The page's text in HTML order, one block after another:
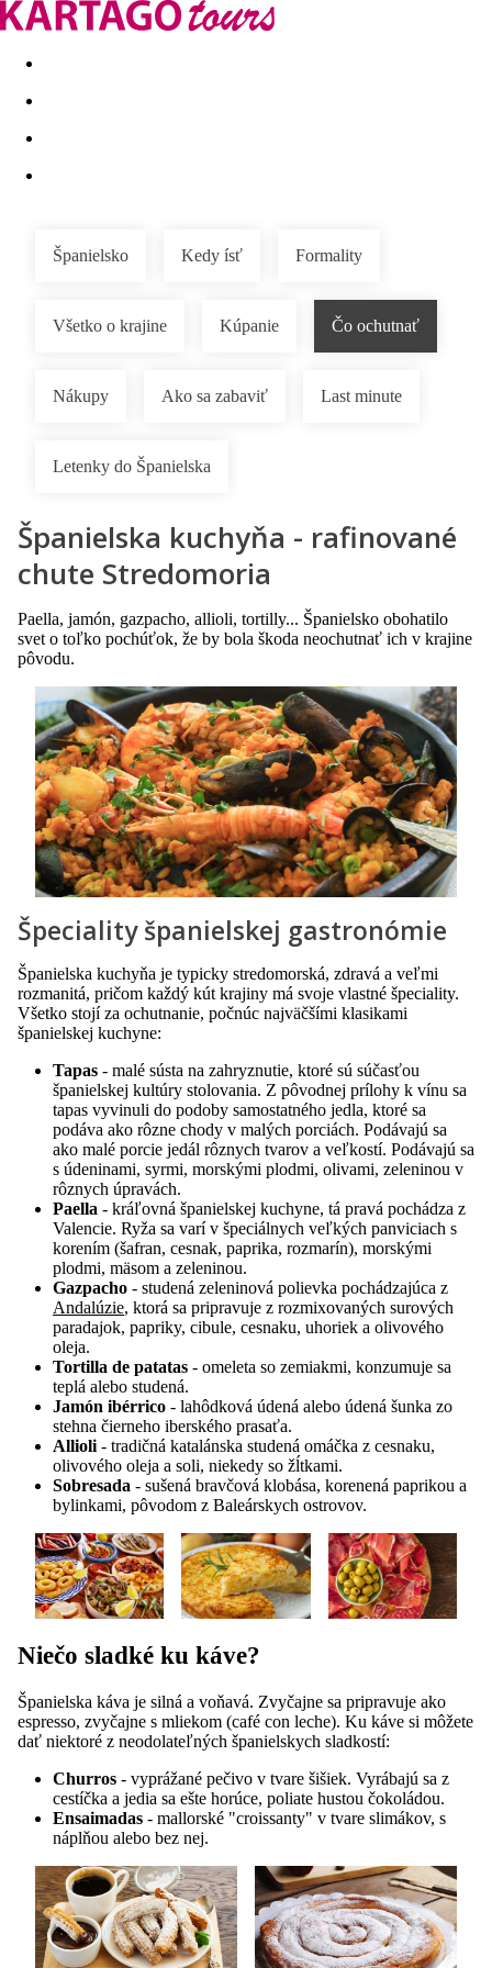
Last minute Dovolenkové kluby
Španielsko Kedy ísť Formality
Všetko o krajine Kúpanie Čo ochutnať
Nákupy Ako sa zabaviť Last minute
Letenky do Španielska
Španielska kuchyňa - rafinované
chute Stredomoria
Paella, jamón, gazpacho, allioli, tortilly... Španielsko obohatilo
svet o toľko pochúťok, že by bola škoda neochutnať ich v krajine
pôvodu.
Špeciality španielskej gastronómie
Španielska kuchyňa je typicky stredomorská, zdravá a veľmi
rozmanitá, pričom každý kút krajiny má svoje vlastné špeciality.
Všetko stojí za ochutnanie, počnúc najväčšími klasikami
španielskej kuchyne:
Tapas - malé sústa na zahryznutie, ktoré sú súčasťou
španielskej kultúry stolovania. Z pôvodnej prílohy k vínu sa
tapas vyvinuli do podoby samostatného jedla, ktoré sa
podáva ako rôzne chody v malých porciách. Podávajú sa
ako malé porcie jedál rôznych tvarov a veľkostí. Podávajú sa
s údeninami, syrmi, morskými plodmi, olivami, zeleninou v
rôznych úpravách.
Paella - kráľovná španielskej kuchyne, tá pravá pochádza z
Valencie. Ryža sa varí v špeciálnych veľkých panviciach s
korením (šafran, cesnak, paprika, rozmarín), morskými
plodmi, mäsom a zeleninou.
Gazpacho - studená zeleninová polievka pochádzajúca z
Andalúzie, ktorá sa pripravuje z rozmixovaných surových
paradajok, papriky, cibule, cesnaku, uhoriek a olivového
oleja.
Tortilla de patatas - omeleta so zemiakmi, konzumuje sa
teplá alebo studená.
Jamón ibérrico - lahôdková údená alebo údená šunka zo
stehna čierneho iberského prasaťa.
Allioli - tradičná katalánska studená omáčka z cesnaku,
olivového oleja a soli, niekedy so žĺtkami.
Sobresada - sušená bravčová klobása, korenená paprikou a
bylinkami, pôvodom z Baleárskych ostrovov.
Niečo sladké ku káve?
Španielska káva je silná a voňavá. Zvyčajne sa pripravuje ako
espresso, zvyčajne s mliekom (café con leche). Ku káve si môžete
dať niektoré z neodolateľných španielskych sladkostí:
Churros - vyprážané pečivo v tvare šišiek. Vyrábajú sa z
cestíčka a jedia sa ešte horúce, poliate hustou čokoládou.
Ensaimadas - mallorské "croissanty" v tvare slimákov, s
náplňou alebo bez nej.